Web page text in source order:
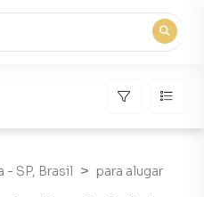
- SP, Brasil para alugar